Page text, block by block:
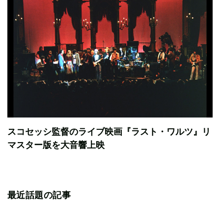
スコセッシ監督のライブ映画『ラスト・ワルツ』リ
マスター版を大音響上映
最近話題の記事